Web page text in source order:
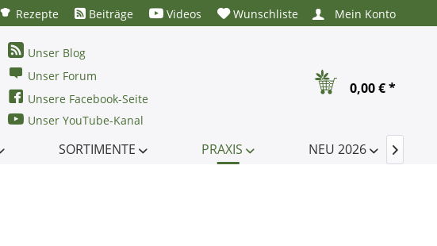
Rezepte Beiträge Videos Wunschliste Mein Konto
Unser Blog
Unser Forum
Unsere Facebook-Seite
Unser YouTube-Kanal
0,00 € *
SORTIMENTE PRAXIS NEU 2026 